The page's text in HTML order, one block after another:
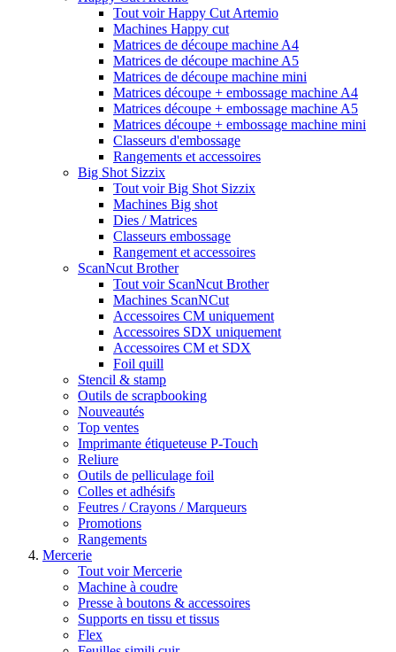
Tout voir Happy Cut Artemio
Machines Happy cut
Matrices de découpe machine A4
Matrices de découpe machine A5
Matrices de découpe machine mini
Matrices découpe + embossage machine A4
Matrices découpe + embossage machine A5
Matrices découpe + embossage machine mini
Classeurs d'embossage
Rangements et accessoires
Big Shot Sizzix
Tout voir Big Shot Sizzix
Machines Big shot
Dies / Matrices
Classeurs embossage
Rangement et accessoires
ScanNcut Brother
Tout voir ScanNcut Brother
Machines ScanNCut
Accessoires CM uniquement
Accessoires SDX uniquement
Accessoires CM et SDX
Foil quill
Stencil & stamp
Outils de scrapbooking
Nouveautés
Top ventes
Imprimante étiqueteuse P-Touch
Reliure
Outils de pelliculage foil
Colles et adhésifs
Feutres / Crayons / Marqueurs
Promotions
Rangements
Mercerie
Tout voir Mercerie
Machine à coudre
Presse à boutons & accessoires
Supports en tissu et tissus
Flex